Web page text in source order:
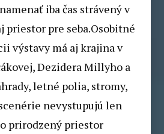
iba čas strávený v
priestor pre seba.Osobitné
výstavy má aj krajina v
Dezidera Millyho a
letné polia, stromy,
nevystupujú len
prirodzený priestor